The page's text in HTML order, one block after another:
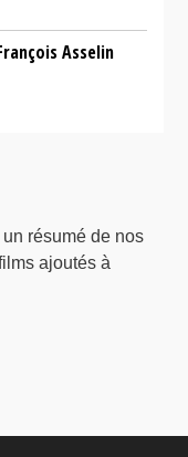
Asselin
résumé de nos
ajoutés à